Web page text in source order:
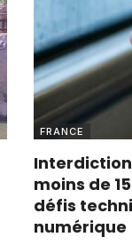
FRANCE
moins de
défis
numérique